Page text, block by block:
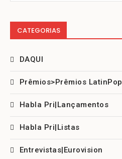
CATEGORIAS
DAQUI
Prêmios>Prêmios LatinPop
Habla Pri|Lançamentos
Habla Pri|Listas
Entrevistas|Eurovision